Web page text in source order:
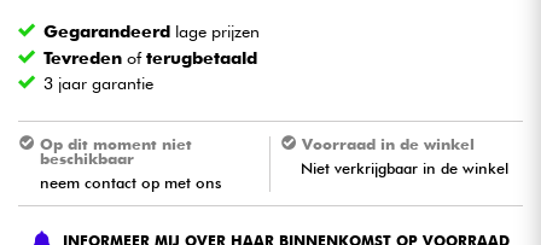
Blaasinstrument
Kinderen
Gegarandeerd lage prijzen
Tevreden ofterugbetaald
3 jaar garantie
Op dit moment niet
beschikbaar
neem contact op met ons
Voorraad in de winkel
Niet verkrijgbaar in de winkel
INFORMEER MIJ OVER HAAR BINNENKOMST OP VOORRAAD